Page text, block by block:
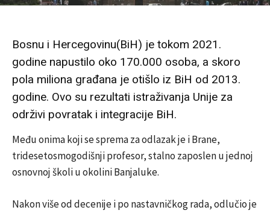
Bosnu i Hercegovinu(BiH) je tokom 2021.
godine napustilo oko 170.000 osoba, a skoro
pola miliona građana je otišlo iz BiH od 2013.
godine. Ovo su rezultati istraživanja Unije za
održivi povratak i integracije BiH.
Među onima koji se sprema za odlazak je i Brane,
tridesetosmogodišnji profesor, stalno zaposlen u jednoj
osnovnoj školi u okolini Banjaluke.
Nakon više od decenije i po nastavničkog rada, odlučio je